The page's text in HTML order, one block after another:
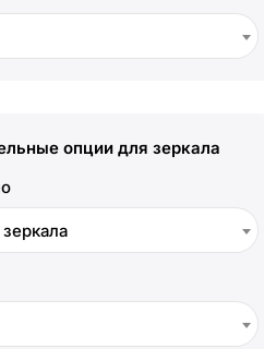
опции для зеркала